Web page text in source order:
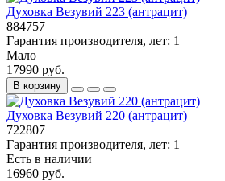
Духовка Везувий 223 (антрацит)
884757
Гарантия производителя, лет: 1
Мало
17990 руб.
В корзину
Духовка Везувий 220 (антрацит)
722807
Гарантия производителя, лет: 1
Есть в наличии
16960 руб.